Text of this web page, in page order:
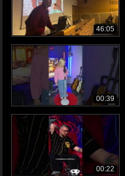
46:05
00:39
00:22